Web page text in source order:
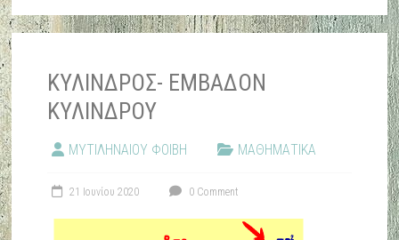
ΚΥΛΙΝΔΡΟΣ- ΕΜΒΑΔΟΝ
ΚΥΛΙΝΔΡΟΥ
ΜΥΤΙΛΗΝΑΙΟΥ ΦΟΙΒΗ ΜΑΘΗΜΑΤΙΚΑ
21 Ιουνίου 2020 0 Comment